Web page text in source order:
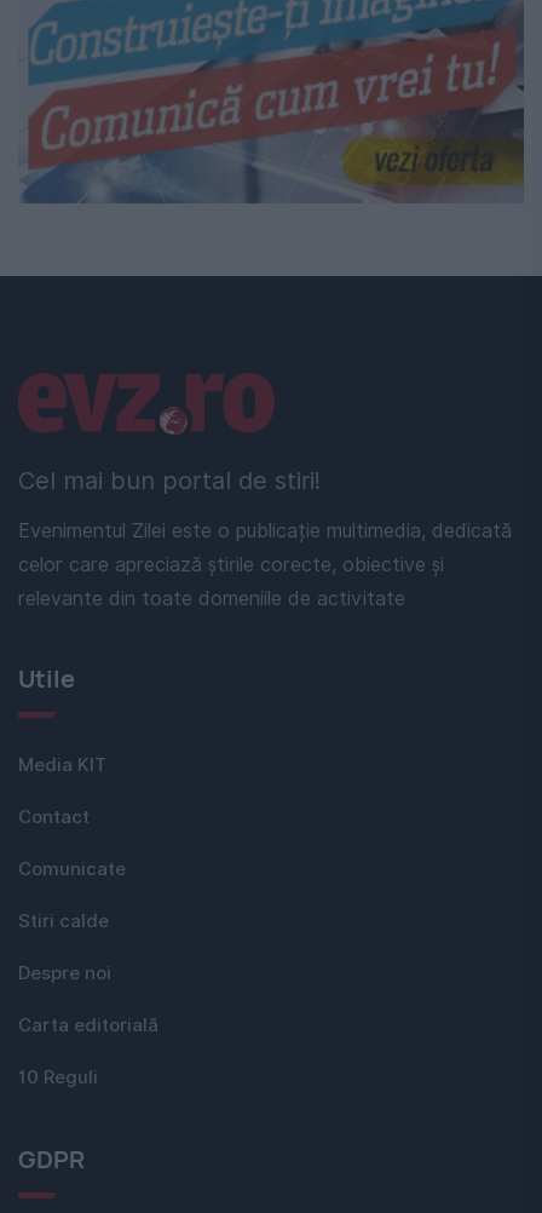
Cel mai bun portal de stiri!
Evenimentul Zilei este o publicație multimedia, dedicată
celor care apreciază știrile corecte, obiective și
relevante din toate domeniile de activitate
Linkuri utile
Utile
Media KIT
Contact
Comunicate
Stiri calde
Despre noi
Carta editorială
10 Reguli
GDPR